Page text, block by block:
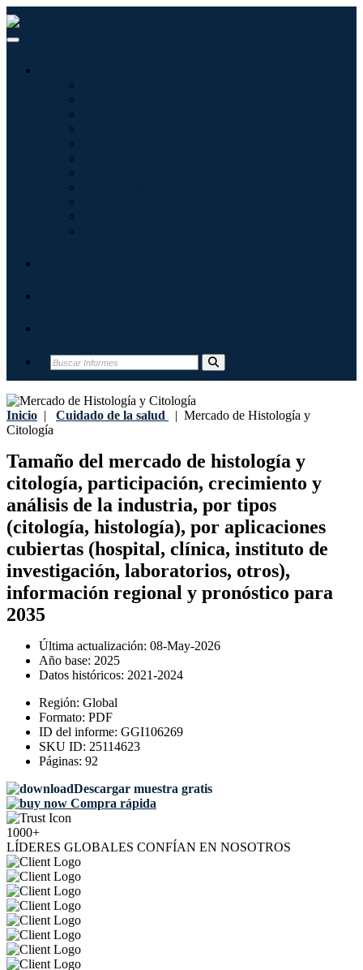
Inicio | Cuidado de la salud | Mercado de Histología y
Citología
Tamaño del mercado de histología y
citología, participación, crecimiento y
análisis de la industria, por tipos
(citología, histología), por aplicaciones
cubiertas (hospital, clínica, instituto de
investigación, laboratorios, otros),
información regional y pronóstico para
2035
Última actualización: 08-May-2026
Año base: 2025
Datos históricos: 2021-2024
Región: Global
Formato: PDF
ID del informe: GGI106269
SKU ID: 25114623
Páginas: 92
Descargar muestra gratis
Compra rápida
1000+
LÍDERES GLOBALES CONFÍAN EN NOSOTROS